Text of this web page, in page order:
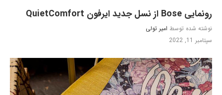
رونمایی Bose از نسل جدید ایرفون QuietComfort
نوشته شده توسط امیر تولی
سپتامبر 11, 2022